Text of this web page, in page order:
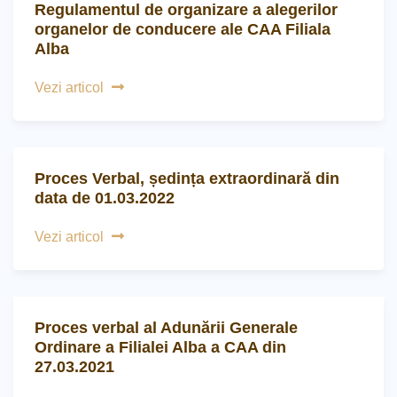
Regulamentul de organizare a alegerilor
organelor de conducere ale CAA Filiala
Alba
Vezi articol
Proces Verbal, ședința extraordinară din
data de 01.03.2022
Vezi articol
Proces verbal al Adunării Generale
Ordinare a Filialei Alba a CAA din
27.03.2021